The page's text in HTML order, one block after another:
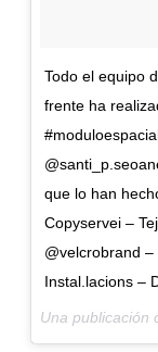
Todo el equipo
frente ha
que lo han
Copyservei –
@velcrobrand
Instal.lacions –
Una publicación